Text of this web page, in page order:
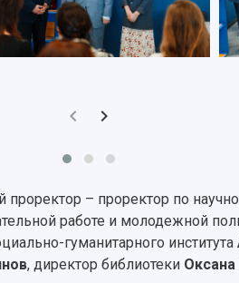
– проректор по
работе и молодежной
гуманитарного института
, директор библиотеки